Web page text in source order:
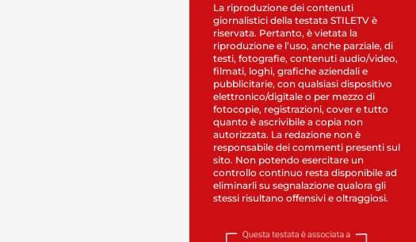
La riproduzione dei contenuti
giornalistici della testata STILETV è
riservata. Pertanto, è vietata la
riproduzione e l’uso, anche parziale, di
testi, fotografie, contenuti audio/video,
filmati, loghi, grafiche aziendali e
pubblicitarie, con qualsiasi dispositivo
elettronico/digitale o per mezzo di
fotocopie, registrazioni, cover e tutto
quanto è ascrivibile a copia non
autorizzata. La redazione non è
responsabile dei commenti presenti sul
sito. Non potendo esercitare un
controllo continuo resta disponibile ad
eliminarli su segnalazione qualora gli
stessi risultano offensivi e oltraggiosi.